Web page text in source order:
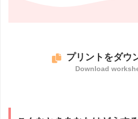
プリントをダウ
Download